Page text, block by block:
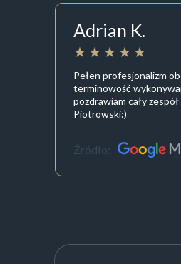
Adrian K.
Pełen profesjonalizm
terminowość
pozdrawiam cały
Piotrowski:)
Źródło: